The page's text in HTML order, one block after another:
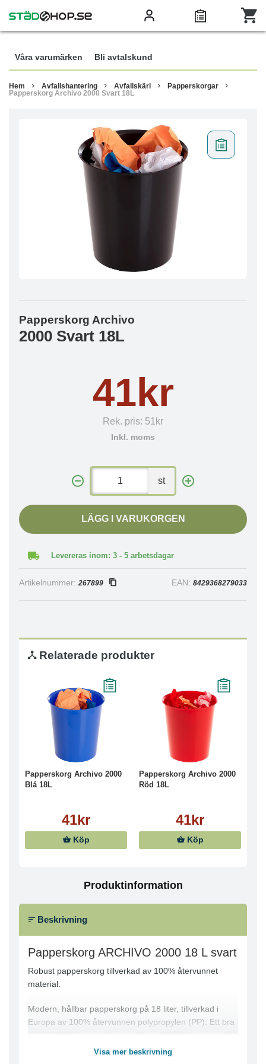
Våra varumärken Bli avtalskund
Hem Avfallshantering Avfallskärl
Papperskorgar
Papperskorg Archivo 2000 Svart 18L
Papperskorg Archivo
2000 Svart 18L
41kr
Rek. pris: 51kr
Inkl. moms
st
LÄGG I VARUKORGEN
Levereras inom: 3 - 5 arbetsdagar
Artikelnummer: 267899 EAN: 8429368279033
Relaterade produkter
Papperskorg Archivo 2000
Blå 18L
41kr
Köp
Papperskorg Archivo 2000
Röd 18L
41kr
Köp
Produktinformation
Beskrivning
Papperskorg ARCHIVO 2000 18 L svart
Robust papperskorg tillverkad av 100% återvunnet
material.
Modern, hållbar papperskorg på 18 liter, tillverkad i
Europa av 100% återvunnen polypropylen (PP). Ett bra
Visa mer beskrivning